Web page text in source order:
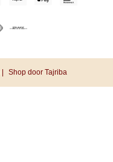
Shop door Tajriba